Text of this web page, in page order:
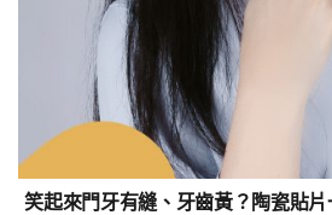
笑起來門牙有縫、牙齒黃？陶瓷貼